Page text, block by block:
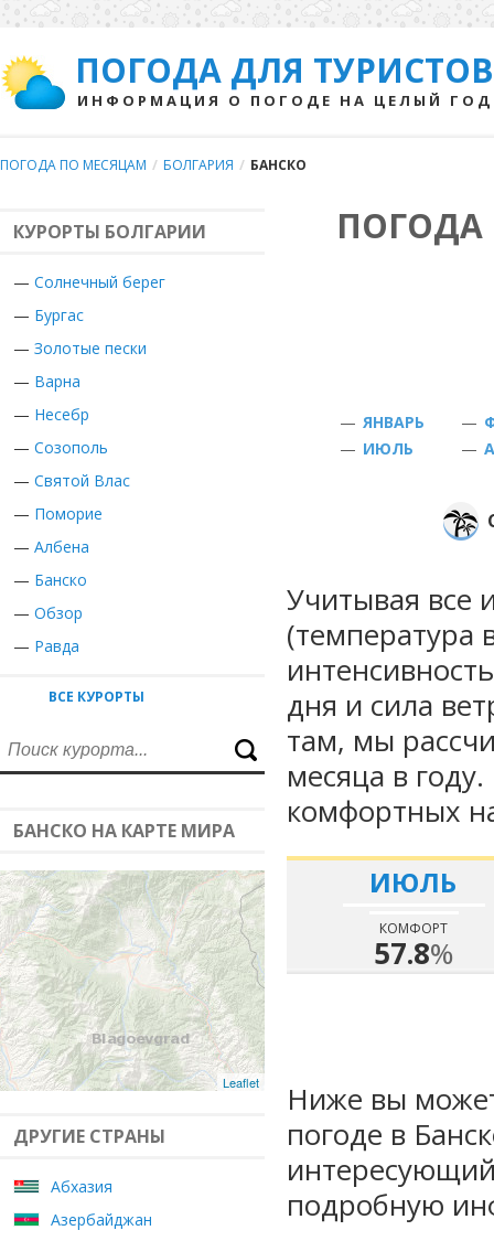
ПОГОДА ДЛЯ ТУРИСТОВ
ИНФОРМАЦИЯ О ПОГОДЕ НА ЦЕЛЫЙ ГОД
ПОГОДА ПО МЕСЯЦАМ / БОЛГАРИЯ / БАНСКО
КУРОРТЫ БОЛГАРИИ
— Солнечный берег
— Бургас
— Золотые пески
— Варна
— Несебр
— Созополь
— Святой Влас
— Поморие
— Албена
— Банско
— Обзор
— Равда
ВСЕ КУРОРТЫ
БАНСКО НА КАРТЕ МИРА
Leaflet
ДРУГИЕ СТРАНЫ
Абхазия
Азербайджан
ПОГОДА
— ЯНВАРЬ —
— ИЮЛЬ —
Учитывая все
(температура
дня и сила
там, мы
месяца в
комфортных
ИЮЛЬ
КОМФОРТ
57.8%
Ниже вы
погоде в
подробную